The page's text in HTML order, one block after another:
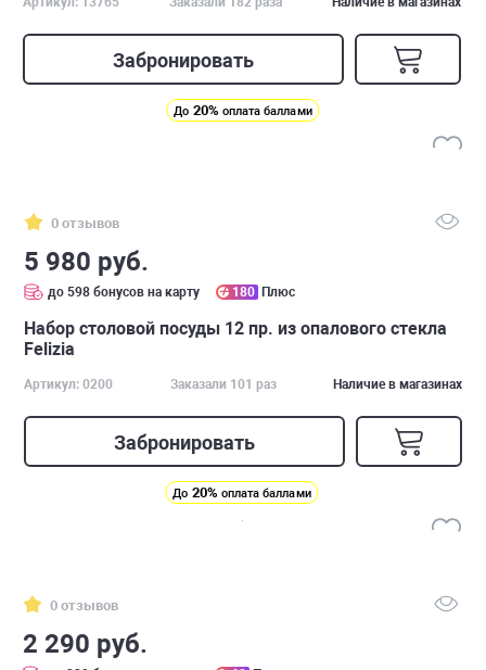
Забронировать
До 20% оплата баллами
0 отзывов
5 980 руб.
до 598 бонусов на карту 180 Плюс
Набор столовой посуды 12 пр. из опалового стекла
Felizia
Артикул: 0200 Заказали 101 раз Наличие в магазинах
Забронировать
До 20% оплата баллами
0 отзывов
2 290 руб.